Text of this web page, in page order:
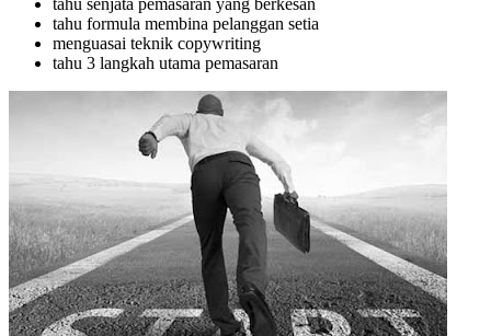
tahu senjata pemasaran yang berkesan
tahu formula membina pelanggan setia
menguasai teknik copywriting
tahu 3 langkah utama pemasaran